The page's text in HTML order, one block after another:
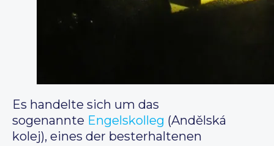
Es handelte sich um das
sogenannte Engelskolleg (Andělská
kolej), eines der besterhaltenen